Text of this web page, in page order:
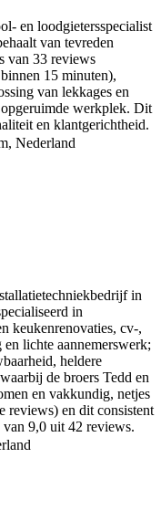
en loodgietersspecialist
van tevreden
van 33 reviews
15 minuten),
van lekkages en
opgeruimde werkplek. Dit
en klantgerichtheid.
Nederland
in
in
keukenrenovaties, cv-,
lichte aannemerswerk;
heldere
de broers Tedd en
en vakkundig, netjes
reviews) en dit consistent
9,0 uit 42 reviews.